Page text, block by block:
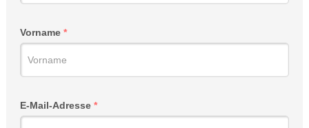
Vorname
E-Mail-Adresse